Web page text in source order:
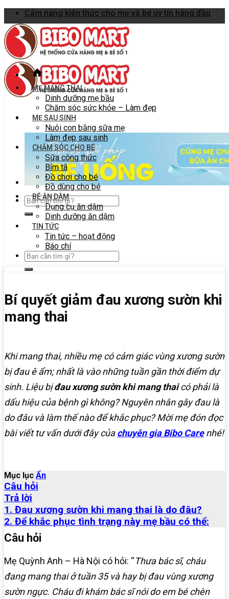
Skip
to
content
Cẩm nang kiến thức cho mẹ và bé uy tín hàng đầu
MẸ MANG THAI
Dinh dưỡng mẹ bầu
Chăm sóc sức khỏe – Làm đẹp
MẸ SAU SINH
Nuôi con bằng sữa mẹ
Làm đẹp sau sinh
CHĂM SÓC CHO BÉ
Sữa công thức
Bỉm tã
Đồ chơi cho bé
Đồ dùng cho bé
BÉ ĂN DẶM
Dụng cụ ăn dặm
Dinh dưỡng ăn dặm
TIN TỨC
Tin tức – hoạt động
Báo chí
Bí quyết giảm đau xương sườn khi
mang thai
Khi mang thai, nhiều mẹ có cảm giác vùng xương sườn
bị đau ê ẩm; nhất là vào những tuần gần thời điểm dự
sinh. Liệu bịđau xương sườn khi mang thaicó phải là
dấu hiệu của bệnh gì không? Nguyên nhân gây đau là
do đâu và làm thế nào để khắc phục? Mời mẹ đón đọc
bài viết tư vấn dưới đây củachuyên gia Bibo Carenhé!
Mục lục Ẩn
Câu hỏi
Trả lời
1. Đau xương sườn khi mang thai là do đâu?
2. Để khắc phục tình trạng này mẹ bầu có thể:
Câu hỏi
Mẹ Quỳnh Anh – Hà Nội có hỏi: “Thưa bác sĩ, cháu
đang mang thai ở tuần 35 và hay bị đau vùng xương
sườn ngực. Cháu đi khám bác sĩ nói do em bé chèn